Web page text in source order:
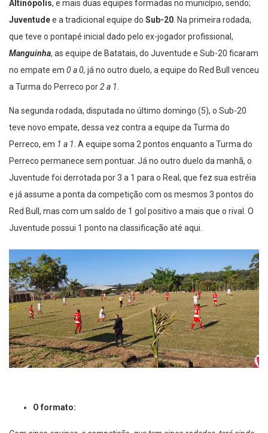
Altinópolis, e mais duas equipes formadas no município, sendo;
Juventude e a tradicional equipe do Sub-20. Na primeira rodada,
que teve o pontapé inicial dado pelo ex-jogador profissional,
Manguinha, as equipe de Batatais, do Juventude e Sub-20 ficaram
no empate em 0 a 0,já no outro duelo, a equipe do Red Bull venceu
a Turma do Perreco por 2 a 1 .
Na segunda rodada, disputada no último domingo (5), o Sub-20
teve novo empate, dessa vez contra a equipe da Turma do
Perreco, em 1 a 1 . A equipe soma 2 pontos enquanto a Turma do
Perreco permanece sem pontuar. Já no outro duelo da manhã, o
Juventude foi derrotada por 3 a 1 para o Real, que fez sua estréia
e já assume a ponta da competição com os mesmos 3 pontos do
Red Bull, mas com um saldo de 1 gol positivo a mais que o rival. O
Juventude possui 1 ponto na classificação até aqui.
O formato: